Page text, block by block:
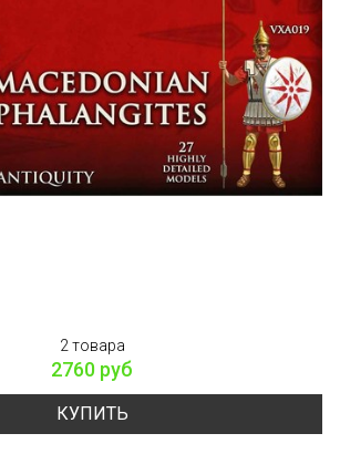
2 товара
2760 руб
КУПИТЬ